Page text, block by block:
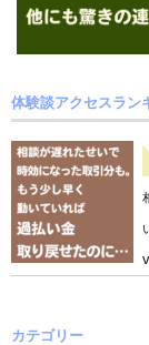
体験談アクセスラン
カテゴリー